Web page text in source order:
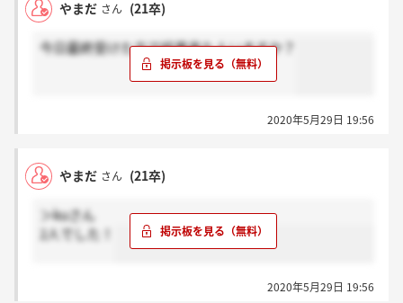
やまだ さん (21卒)
今日最終受けた方で結果来た人いますか？
2020年5月29日 19:56
やまだ さん (21卒)
＞kuさん
2人でした！
2020年5月29日 19:56